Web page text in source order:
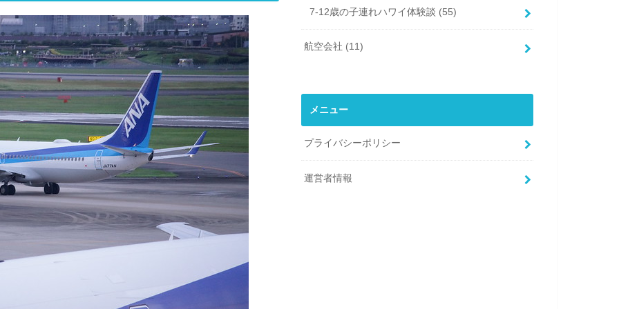
7-12歳の子連れハワイ体験談 (55)
航空会社 (11)
メニュー
プライバシーポリシー
運営者情報